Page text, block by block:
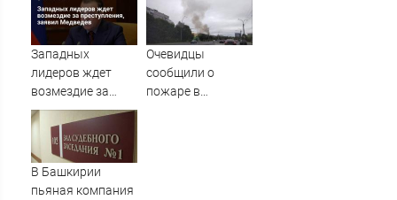
столовая
обещают 9
августа
Западных
лидеров ждет
возмездие за
преступления,
заявил Медведев
Очевидцы
сообщили о
пожаре в
В Башкирии
пьяная компания